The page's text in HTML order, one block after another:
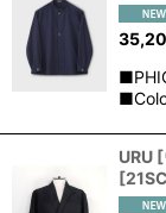
URU
[